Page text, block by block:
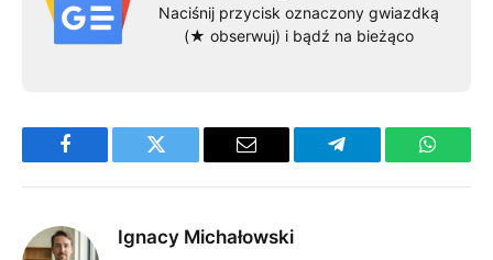
Naciśnij przycisk oznaczony gwiazdką
(★ obserwuj) i bądź na bieżąco
Facebook Twitter Email Telegram
Ignacy Michałowski